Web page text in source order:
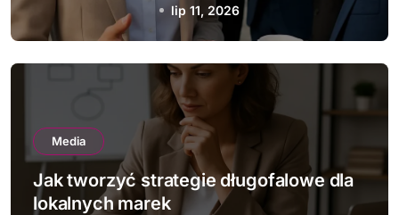
lip 9, 2026
Media
Jak tworzyć strategie długofalowe dla
lokalnych marek